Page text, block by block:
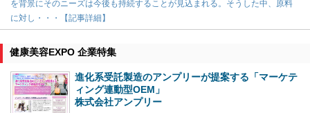
を背景にそのニーズは今後も持続することが見込まれる。そうした中、原料
に対し・・・【記事詳細】
健康美容EXPO 企業特集
進化系受託製造のアンプリーが提案する「マーケテ
ィング連動型OEM」
株式会社アンプリー